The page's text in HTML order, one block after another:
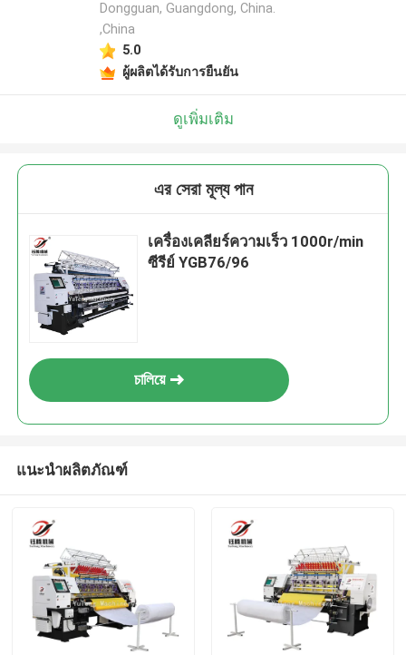
Dongguan, Guangdong, China.
,China
5.0
ผู้ผลิตได้รับการยืนยัน
ดูเพิ่มเติม
এর সেরা মূল্য পান
เครื่องเคลียร์ความเร็ว 1000r/min
ซีรีย์ YGB76/96
চালিয়ে
แนะนำผลิตภัณฑ์